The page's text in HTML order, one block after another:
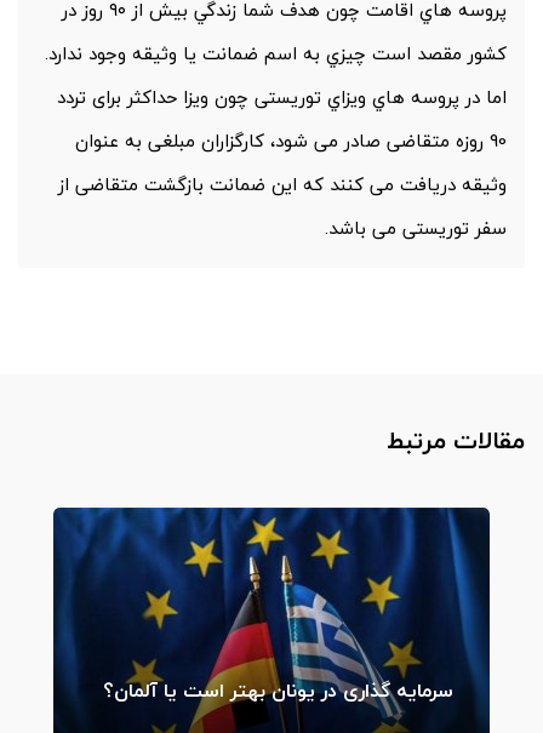
پروسه هاي اقامت چون هدف شما زندگي بيش از ٩٠ روز در
كشور مقصد است چيزي به اسم ضمانت يا وثيقه وجود ندارد.
اما در پروسه هاي ويزاي توريستی چون ویزا حداکثر برای تردد
90 روزه متقاضی صادر می شود، کارگزاران مبلغی به عنوان
وثیقه دریافت می کنند که این ضمانت بازگشت متقاضی از
سفر توریستی می باشد.
مقالات مرتبط
سرمایه گذاری در یونان بهتر است یا آلمان؟